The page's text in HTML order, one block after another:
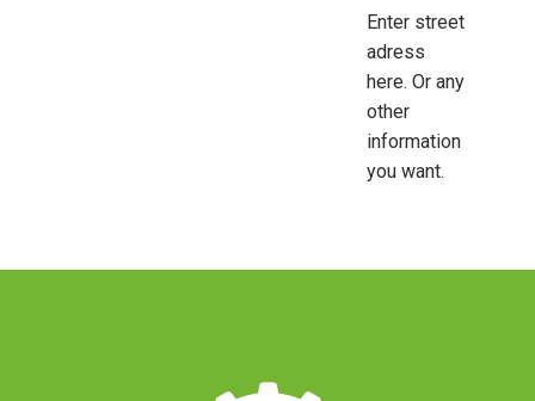
Enter street
adress
here. Or any
other
information
you want.